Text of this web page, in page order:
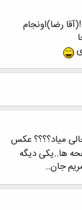
رضا)اونجام
میاد؟؟؟؟ عکس
ها..یکی دیگه
جان..